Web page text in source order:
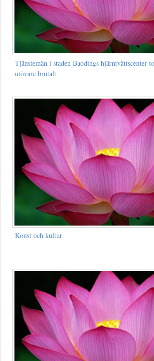
Tjänstemän i staden Baodings hjärntvättscenter
utövare brutalt
Konst och kultur